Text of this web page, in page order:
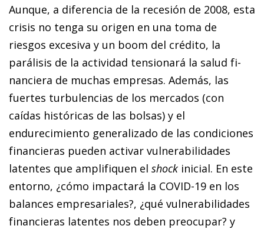
Aunque, a diferencia de la recesión de 2008, esta
crisis no tenga su origen en una toma de
riesgos excesiva y un boom del crédito, la
parálisis de la actividad tensionará la salud fi­­
nan­­ciera de muchas empresas. Además, las
fuertes turbulencias de los mercados (con
caídas históricas de las bolsas) y el
endurecimiento generalizado de las condiciones
financieras pueden activar vulnerabilidades
latentes que am­­plifiquen el shock inicial. En este
entorno, ¿cómo impactará la COVID-19 en los
balances empresariales?, ¿qué vulnerabilidades
financieras latentes nos deben preocupar? y